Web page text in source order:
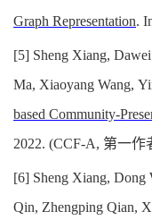
Graph Representation.
[5] Sheng Xiang,
Ma, Xiaoyang Wang,
based Community-
2022. (CCF-A, 第一作
[6] Sheng Xiang, Dong
Qin, Zhengping Qian,